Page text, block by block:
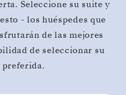
Seleccione su suite y
- los huéspedes que
de las mejores
de seleccionar su
preferida.